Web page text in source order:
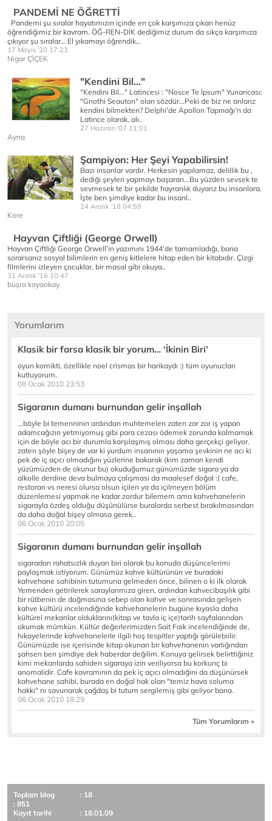
PANDEMİ NE ÖĞRETTİ
Pandemi şu sıralar hayatımızın içinde en çok karşımıza çıkan henüz
öğrendiğimiz bir kavram. ÖĞ-REN-DİK dediğimiz durum da sıkça karşımıza
çıkıyor şu sıralar… El yıkamayı öğrendik,..
17 Mayıs '20 17:23
Nigar ÇİÇEK
"Kendini Bil..."
"Kendini Bil..." Latincesi : "Nosce Te İpsum" Yunancası:
"Gnothi Seauton" olan sözdür...Peki de biz ne anlarız
kendini bilmekten? Delphi'de Apollon Tapınağı'n da
Latince olarak, alı..
27 Haziran '07 11:01
Ayna
Şampiyon: Her Şeyi Yapabilirsin!
Bazı insanlar vardır. Herkesin yapılamaz, delillik bu ,
dediği şeyleri yapmayı başaran...Bu yüzden sevsek te
sevmesek te bir şekilde hayranlık duyarız bu insanlara.
İşte ben şimdiye kadar bu insanl..
24 Aralık '18 04:59
Kore
Hayvan Çiftliği (George Orwell)
Hayvan Çiftliği George Orwell’in yazımını 1944’de tamamladığı, bana
sorarsanız sosyal bilimlerin en geniş kitlelere hitap eden bir kitabıdır. Çizgi
filmlerini izleyen çocuklar, bir masal gibi okuya..
31 Aralık '16 10:47
büşra kayaokay
Yorumlarım
Klasik bir farsa klasik bir yorum… ‘İkinin Biri’
oyun komikti, özellikle noel crismas bir harikaydı :) tüm oyunucları
kutluyorum.
08 Ocak 2010 23:53
Sigaranın dumanı burnundan gelir inşallah
...böyle bi temenninin ardından muhtemelen zaten zar zor iş yapan
adamcağızın yetmiyomuş gibi para cezası ödemek zorunda kalmamak
için de böyle acı bir durumla karşılaşmış olması daha gerçekçi geliyor.
zaten şöyle bişey de var ki yurdum insanının yaşama şevkinin ne acı ki
pek de iç açıcı olmadığını yüzlerine bakarak (kim zaman kendi
yüzümüzden de okunur bu) okuduğumuz günümüzde sigara ya da
alkolle derdine deva bulmaya çalışması da maalesef doğal :( cafe,
restoran vs neresi olursa olsun içilen ya da içilmeyen bölüm
düzenlemesi yapmak ne kadar zordur bilemem ama kahvehanelerin
sigarayla özdeş olduğu düşünülürse buralarda serbest bırakılmasından
da daha doğal bişey olmasa gerek..
06 Ocak 2010 20:05
Sigaranın dumanı burnundan gelir inşallah
sigaradan rahatsızlık duyan biri olarak bu konuda düşüncelerimi
paylaşmak istiyorum. Günümüz kahve kültürünün ve buradaki
kahvehane sahibinin tutumuna gelmeden önce, bilinen o ki ilk olarak
Yemenden getirilerek saraylarımıza giren, ardından kahvecibaşılık gibi
bir rütbenin de doğmasına sebep olan kahve ve sonrasında gelişen
kahve kültürü incelendiğinde kahvehanelerin bugüne kıyasla daha
kültürel mekanlar olduklarını(kitap ve tavla iç içe)tarih sayfalarından
okumak mümkün. Kültür değerlerimizden Sait Faik incelendiğinde de,
hikayelerinde kahvehanelerle ilgili hoş tespitler yaptığı görülebiilir.
Günümüzde ise içerisinde kitap okunan bir kahvehanenin varlığından
şahsen ben şimdiye dek haberdar değilim. Konuya gelirsek belirttiğiniz
kimi mekanlarda sahiden sigaraya izin veriliyorsa bu korkunç bi
anomalidir. Cafe kavramının da pek iç açıcı olmadığını da düşünürsek
kahvehane sahibi, burada en doğal hak olan "temiz hava soluma
hakkı" nı savunarak çağdaş bi tutum sergilemiş gibi geliyor bana.
06 Ocak 2010 18:29
Tüm Yorumlarım »
Toplam blog
: 18
: 851
Kayıt tarihi
: 18.01.09